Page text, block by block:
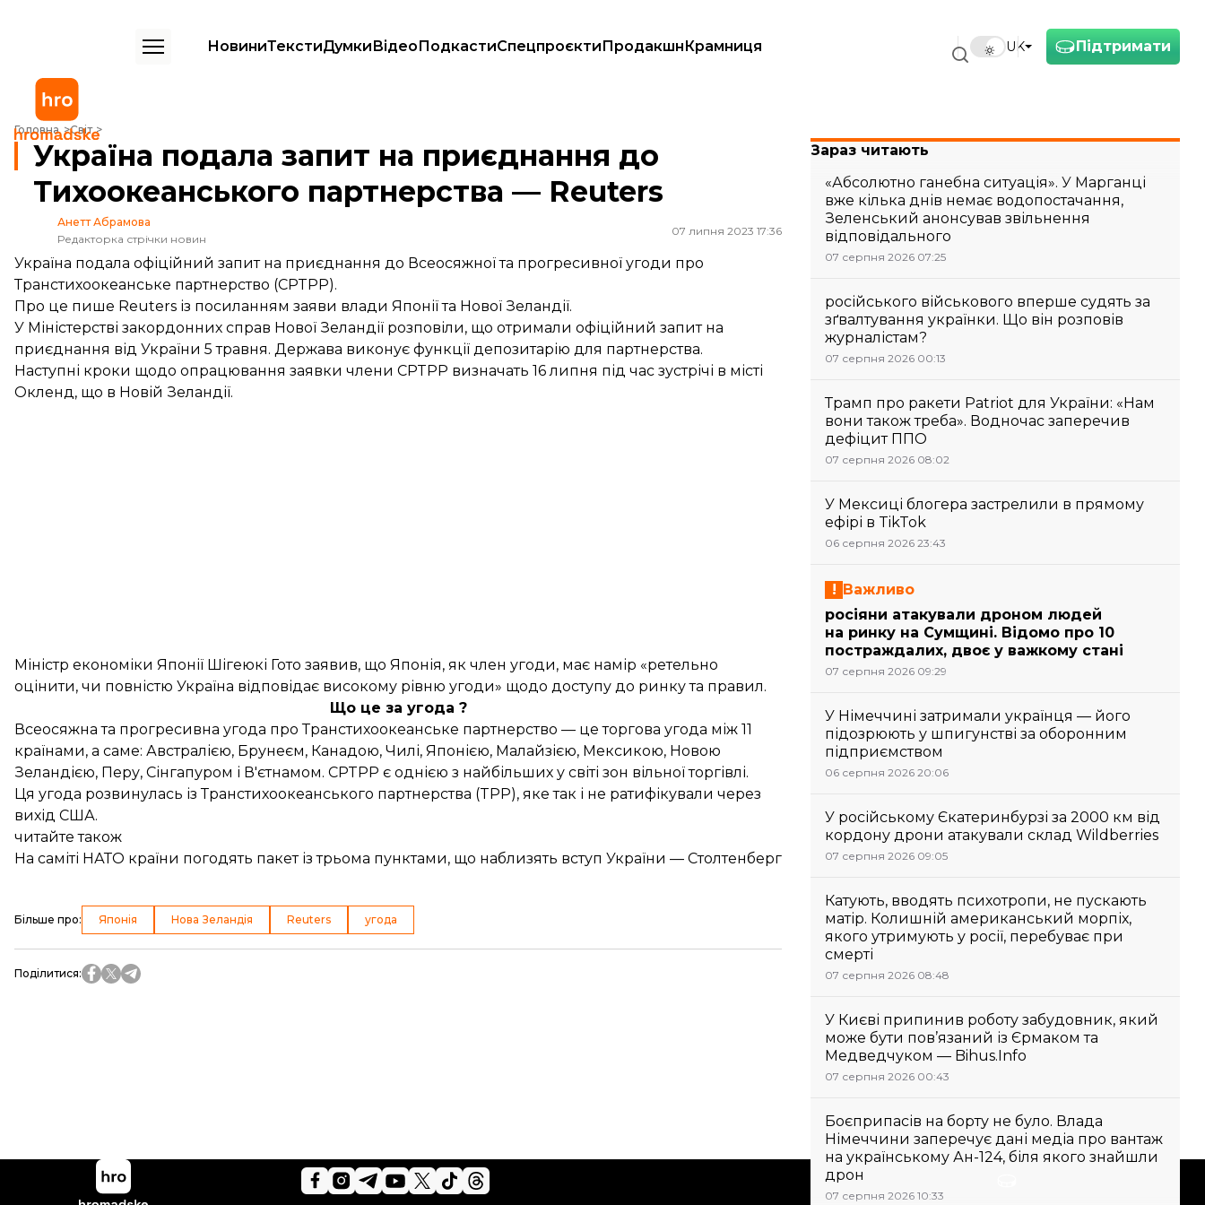
Підтримати
UK
НовиниТекстиДумкиВідеоПодкастиСпецпроєктиПродакшнКрамниця
Головна Світ
Україна подала запит на приєднання до Тихоокеанського партнерства — Reuters
Україна подала запит на приєднання до
Тихоокеанського партнерства — Reuters
Анетт Абрамова
Редакторка стрічки новин
07 липня 2023 17:36
Україна подала офіційний запит на приєднання до Всеосяжної та прогресивної угоди про
Транстихоокеанське партнерство (CPTPP).
Про це пише Reuters із посиланням заяви влади Японії та Нової Зеландії.
У Міністерстві закордонних справ Нової Зеландії розповіли, що отримали офіційний запит на
приєднання від України 5 травня. Держава виконує функції депозитарію для партнерства.
Наступні кроки щодо опрацювання заявки члени CPTPP визначать 16 липня під час зустрічі в місті
Окленд, що в Новій Зеландії.
Міністр економіки Японії Шігеюкі Гото заявив, що Японія, як член угоди, має намір «ретельно
оцінити, чи повністю Україна відповідає високому рівню угоди» щодо доступу до ринку та правил.
Що це за угода ?
Всеосяжна та прогресивна угода про Транстихоокеанське партнерство — це торгова угода між 11
країнами, а саме: Австралією, Брунеєм, Канадою, Чилі, Японією, Малайзією, Мексикою, Новою
Зеландією, Перу, Сінгапуром і В'єтнамом. CPTPP є однією з найбільших у світі зон вільної торгівлі.
Ця угода розвинулась із Транстихоокеанського партнерства (TPP), яке так і не ратифікували через
вихід США.
читайте також
На саміті НАТО країни погодять пакет із трьома пунктами, що наблизять вступ України — Столтенберг
Більше про: Японія Нова Зеландія Reuters угода
Поділитися:
Зараз читають
«Абсолютно ганебна ситуація». У Марганці
вже кілька днів немає водопостачання,
Зеленський анонсував звільнення
відповідального
07 серпня 2026 07:25
російського військового вперше судять за
зґвалтування українки. Що він розповів
журналістам?
07 серпня 2026 00:13
Трамп про ракети Patriot для України: «Нам
вони також треба». Водночас заперечив
дефіцит ППО
07 серпня 2026 08:02
У Мексиці блогера застрелили в прямому
ефірі в TikTok
06 серпня 2026 23:43
Важливо
росіяни атакували дроном людей
на ринку на Сумщині. Відомо про 10
постраждалих, двоє у важкому стані
07 серпня 2026 09:29
У Німеччині затримали українця — його
підозрюють у шпигунстві за оборонним
підприємством
06 серпня 2026 20:06
У російському Єкатеринбурзі за 2000 км від
кордону дрони атакували склад Wildberries
07 серпня 2026 09:05
Катують, вводять психотропи, не пускають
матір. Колишній американський морпіх,
якого утримують у росії, перебуває при
смерті
07 серпня 2026 08:48
У Києві припинив роботу забудовник, який
може бути пов’язаний із Єрмаком та
Медведчуком — Bihus.Info
07 серпня 2026 00:43
Боєприпасів на борту не було. Влада
Німеччини заперечує дані медіа про вантаж
на українському Ан-124, біля якого знайшли
дрон
07 серпня 2026 10:33